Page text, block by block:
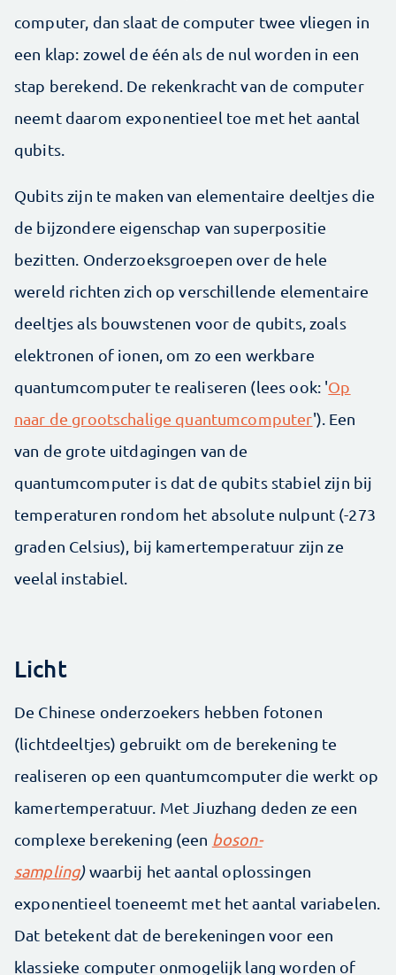
computer, dan slaat de computer twee vliegen in
een klap: zowel de één als de nul worden in een
stap berekend. De rekenkracht van de computer
neemt daarom exponentieel toe met het aantal
qubits.
Qubits zijn te maken van elementaire deeltjes die
de bijzondere eigenschap van superpositie
bezitten. Onderzoeksgroepen over de hele
wereld richten zich op verschillende elementaire
deeltjes als bouwstenen voor de qubits, zoals
elektronen of ionen, om zo een werkbare
quantumcomputer te realiseren (lees ook: 'Op
naar de grootschalige quantumcomputer'). Een
van de grote uitdagingen van de
quantumcomputer is dat de qubits stabiel zijn bij
temperaturen rondom het absolute nulpunt (-273
graden Celsius), bij kamertemperatuur zijn ze
veelal instabiel.
Licht
De Chinese onderzoekers hebben fotonen
(lichtdeeltjes) gebruikt om de berekening te
realiseren op een quantumcomputer die werkt op
kamertemperatuur. Met Jiuzhang deden ze een
complexe berekening (een boson-
sampling)waarbij het aantal oplossingen
exponentieel toeneemt met het aantal variabelen.
Dat betekent dat de berekeningen voor een
klassieke computer onmogelijk lang worden of